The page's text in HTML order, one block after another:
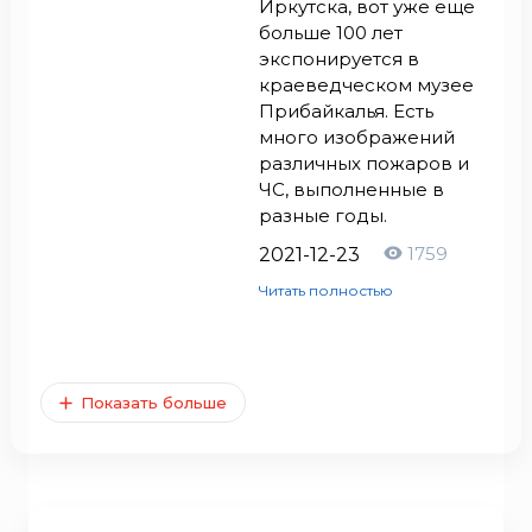
Иркутска, вот уже еще
больше 100 лет
экспонируется в
краеведческом музее
Прибайкалья. Есть
много изображений
различных пожаров и
ЧС, выполненные в
разные годы.
2021-12-23
1759
Читать полностью
Показать больше